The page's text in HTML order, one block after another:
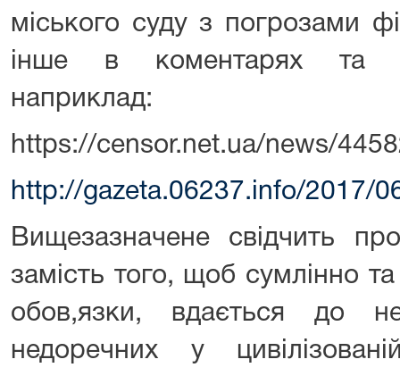
міського суду з погрозами
інше в коментарях та
наприклад:
https://censor.net.ua/news/
http://gazeta.06237.info/2017/
Вищезазначене свідчить
замість того, щоб сумлінно
обов,язки, вдається до
недоречних у